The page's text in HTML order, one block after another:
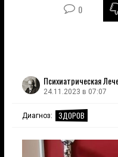
0
Психиатрическая
24.11.2023 в 07:07
Диагноз: ЗДОРОВ